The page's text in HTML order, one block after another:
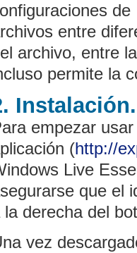
entre
archivo, entre
permite la
Instalación.
empezar
(http://
Live
que el
la derecha del
vez